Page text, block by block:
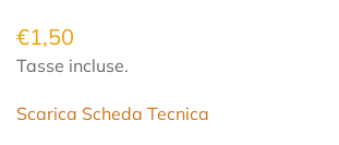
Prezzo
regolare
€1,50
Tasse incluse.
Scarica Scheda Tecnica